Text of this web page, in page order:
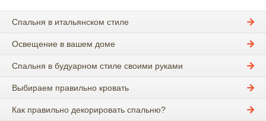
Спальня в итальянском стиле
Освещение в вашем доме
Спальня в будуарном стиле своими руками
Выбираем правильно кровать
Как правильно декорировать спальню?